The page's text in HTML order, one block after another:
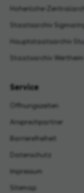
Hohenlohe-
Staatsarchiv
Hauptstaatsarchiv
Staatsarchiv Wertheim
Service
Öffnungszeiten
Ansprechpartner
Barrierefreiheit
Datenschutz
Impressum
Sitemap